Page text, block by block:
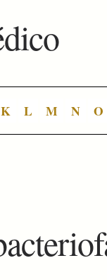
K L M N O